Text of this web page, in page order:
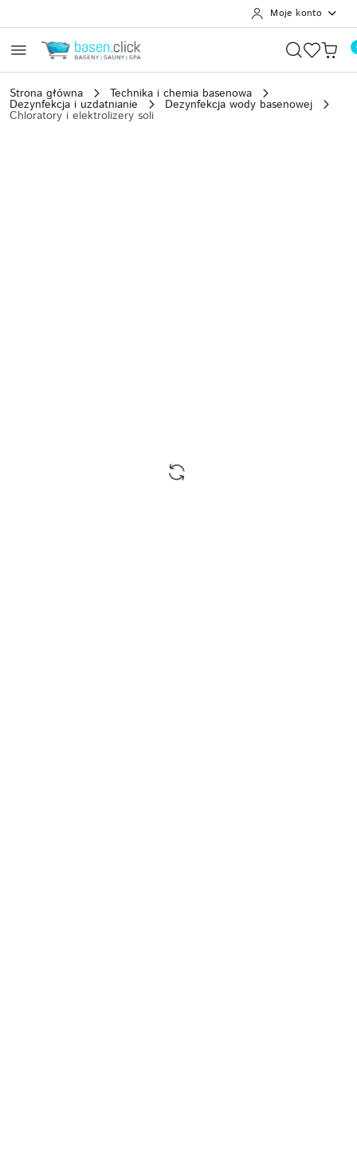
Moje konto
Strona główna Technika i chemia basenowa
Dezynfekcja i uzdatnianie Dezynfekcja wody basenowej
Chloratory i elektrolizery soli